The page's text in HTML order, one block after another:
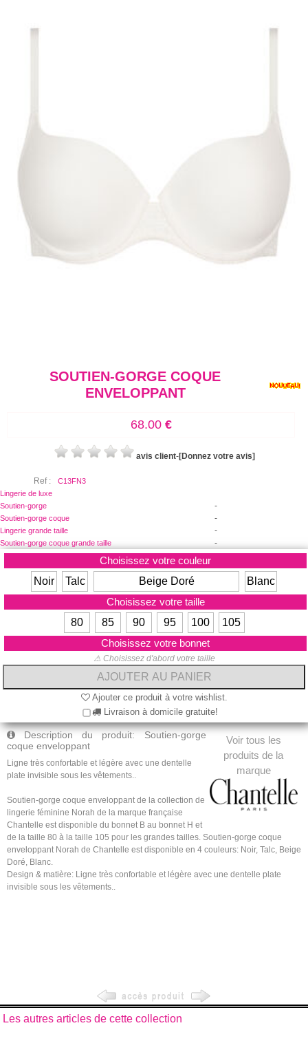
SOUTIEN-GORGE COQUE
ENVELOPPANT
68.00€
avis client-[Donnez votre avis]
Ref :
C13FN3
Lingerie de luxe
-
Soutien-gorge
-
Soutien-gorge coque
-
Lingerie grande taille
-
Soutien-gorge coque grande taille
Choisissez votre couleur
Noir
Talc Beige Doré
Blanc
Choisissez votre taille
80
85 90 95 100
105
Choisissez votre bonnet
⚠ Choisissez d'abord votre taille
Ajouter ce produit à votre wishlist.
Livraison à domicile gratuite!
Voir tous les
produits de la
marque
Description du produit: Soutien-gorge
coque enveloppant
Ligne très confortable et légère avec une dentelle
plate invisible sous les vêtements..
Soutien-gorge coque enveloppant de la collection de
lingerie féminine Norah de la marque française
Chantelle est disponible du bonnet B au bonnet H et
de la taille 80 à la taille 105 pour les grandes tailles. Soutien-gorge coque
enveloppant Norah de Chantelle est disponible en 4 couleurs: Noir, Talc, Beige
Doré, Blanc.
Design & matière: Ligne très confortable et légère avec une dentelle plate
invisible sous les vêtements..
Les autres articles de cette collection